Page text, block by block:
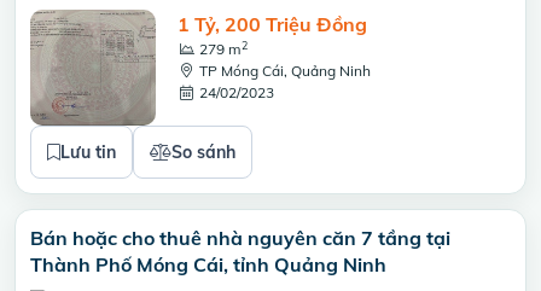
1 Tỷ, 200 Triệu Đồng
279 m2
TP Móng Cái, Quảng Ninh
24/02/2023
Lưu tin So sánh
Bán hoặc cho thuê nhà nguyên căn 7 tầng tại
Thành Phố Móng Cái, tỉnh Quảng Ninh